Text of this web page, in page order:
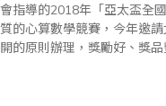
指導的2018年「亞太盃全
的心算數學競賽，今年邀
的原則辦理，獎勵好、獎